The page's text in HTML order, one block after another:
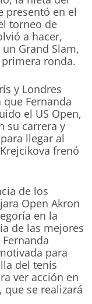
presentó en el
torneo de
a hacer,
Grand Slam,
ronda.
y Londres
Fernanda
el US Open,
su carrera y
llegar al
frenó
de los
Open Akron
en la
de las mejores
para
del tenis
ver acción en
que se realizará